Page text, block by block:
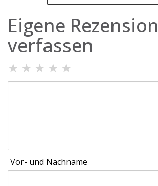
Eigene Rezension
verfassen
★ ★ ★ ★ ★
Vor- und Nachname